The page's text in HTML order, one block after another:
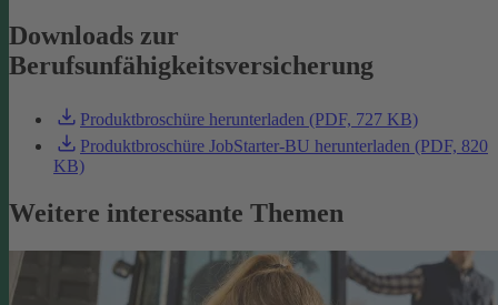
Downloads zur
Berufsunfähigkeitsversicherung
Produktbroschüre herunterladen (PDF, 727 KB)
Produktbroschüre JobStarter-BU herunterladen (PDF, 820
KB)
Weitere interessante Themen